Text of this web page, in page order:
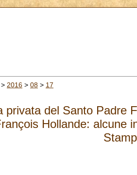
> 2016 > 08 > 17
privata del Santo Padre
Hollande: alcune